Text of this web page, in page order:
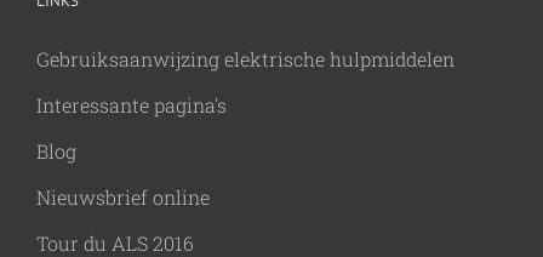
Gebruiksaanwijzing elektrische hulpmiddelen
Interessante pagina's
Blog
Nieuwsbrief online
Tour du ALS 2016